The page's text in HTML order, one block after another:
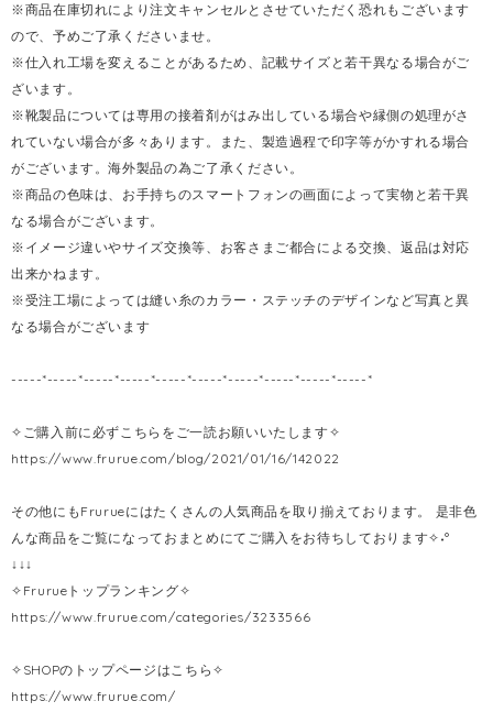
※商品在庫切れにより注文キャンセルとさせていただく恐れもございます
ので、予めご了承くださいませ。
※仕入れ工場を変えることがあるため、記載サイズと若干異なる場合がご
ざいます。
※靴製品については専用の接着剤がはみ出している場合や縁側の処理がさ
れていない場合が多々あります。また、製造過程で印字等がかすれる場合
がございます。海外製品の為ご了承ください。
※商品の色味は、お手持ちのスマートフォンの画面によって実物と若干異
なる場合がございます。
※イメージ違いやサイズ交換等、お客さまご都合による交換、返品は対応
出来かねます。
※受注工場によっては縫い糸のカラー・ステッチのデザインなど写真と異
なる場合がございます
-----*-----*-----*-----*-----*-----*-----*-----*-----*-----*
✧ご購入前に必ずこちらをご一読お願いいたします✧
https://www.frurue.com/blog/2021/01/16/142022
その他にもFrurueにはたくさんの人気商品を取り揃えております。 是非色
んな商品をご覧になっておまとめにてご購入をお待ちしております✧˖°
↓↓↓
✧Frurueトップランキング✧
https://www.frurue.com/categories/3233566
✧SHOPのトップページはこちら✧
https://www.frurue.com/